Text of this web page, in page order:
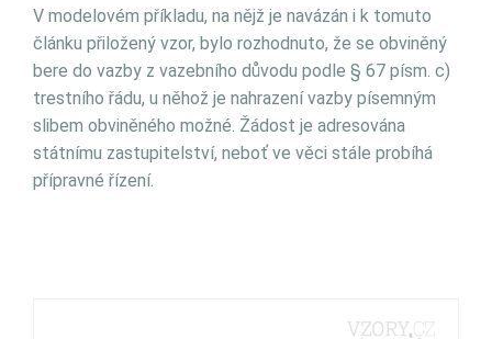
V modelovém příkladu, na nějž je navázán i k tomuto
článku přiložený vzor, bylo rozhodnuto, že se obviněný
bere do vazby z vazebního důvodu podle § 67 písm. c)
trestního řádu, u něhož je nahrazení vazby písemným
slibem obviněného možné. Žádost je adresována
státnímu zastupitelství, neboť ve věci stále probíhá
přípravné řízení.